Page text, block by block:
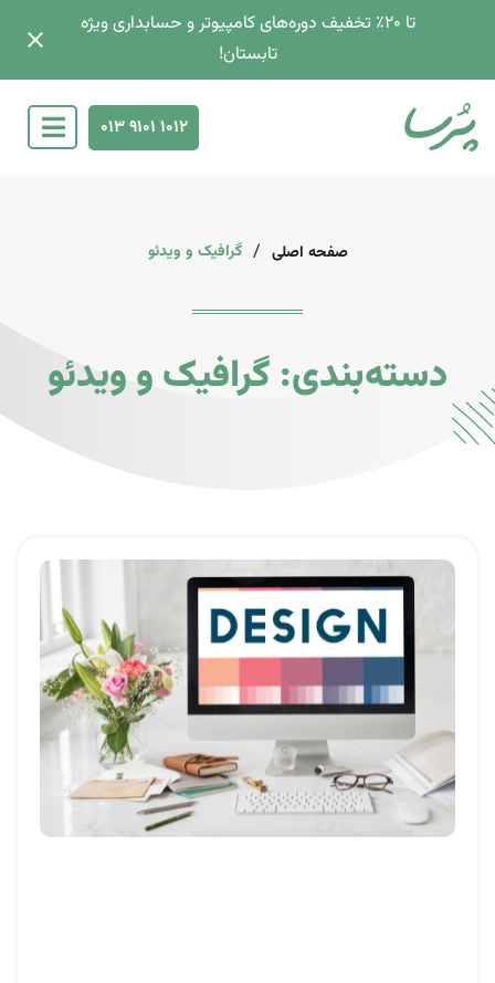
تا 2۰٪ تخفیف دوره‌های کامپیوتر و حسابداری ویژه
تابستان!
013 9101 1012
صفحه اصلی / گرافیک و ویدئو
دسته‌بندی: گرافیک و ویدئو